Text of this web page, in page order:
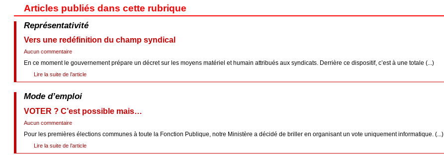
Articles publiés dans cette rubrique
Représentativité
Vers une redéfinition du champ syndical
Aucun commentaire
En ce moment le gouvernement prépare un décret sur les moyens matériel et humain attribués aux syndicats. Derrière ce dispositif, c’est à une totale (...)
Lire la suite de l’article
Mode d’emploi
VOTER ? C’est possible mais…
Aucun commentaire
Pour les premières élections communes à toute la Fonction Publique, notre Ministère a décidé de briller en organisant un vote uniquement informatique. (...)
Lire la suite de l’article